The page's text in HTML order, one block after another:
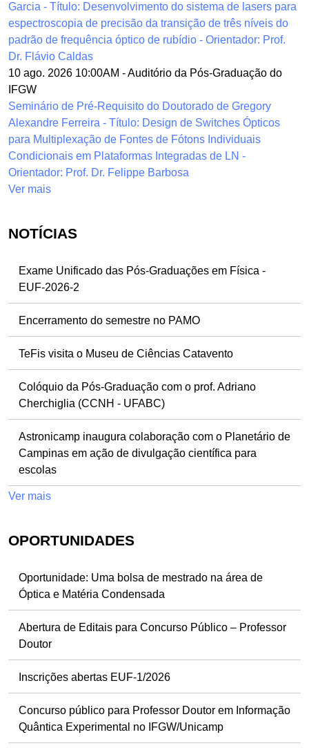
Garcia - Título: Desenvolvimento do sistema de lasers para
espectroscopia de precisão da transição de três níveis do
padrão de frequência óptico de rubídio - Orientador: Prof.
Dr. Flávio Caldas
10 ago. 2026 10:00AM -Auditório da Pós-Graduação do
IFGW
Seminário de Pré-Requisito do Doutorado de Gregory
Alexandre Ferreira - Título: Design de Switches Ópticos
para Multiplexação de Fontes de Fótons Individuais
Condicionais em Plataformas Integradas de LN -
Orientador: Prof. Dr. Felippe Barbosa
Ver mais
NOTÍCIAS
Exame Unificado das Pós-Graduações em Física -
EUF-2026-2
Encerramento do semestre no PAMO
TeFis visita o Museu de Ciências Catavento
Colóquio da Pós-Graduação com o prof. Adriano
Cherchiglia (CCNH - UFABC)
Astronicamp inaugura colaboração com o Planetário de
Campinas em ação de divulgação científica para
escolas
Ver mais
OPORTUNIDADES
Oportunidade: Uma bolsa de mestrado na área de
Óptica e Matéria Condensada
Abertura de Editais para Concurso Público – Professor
Doutor
Inscrições abertas EUF-1/2026
Concurso público para Professor Doutor em Informação
Quântica Experimental no IFGW/Unicamp